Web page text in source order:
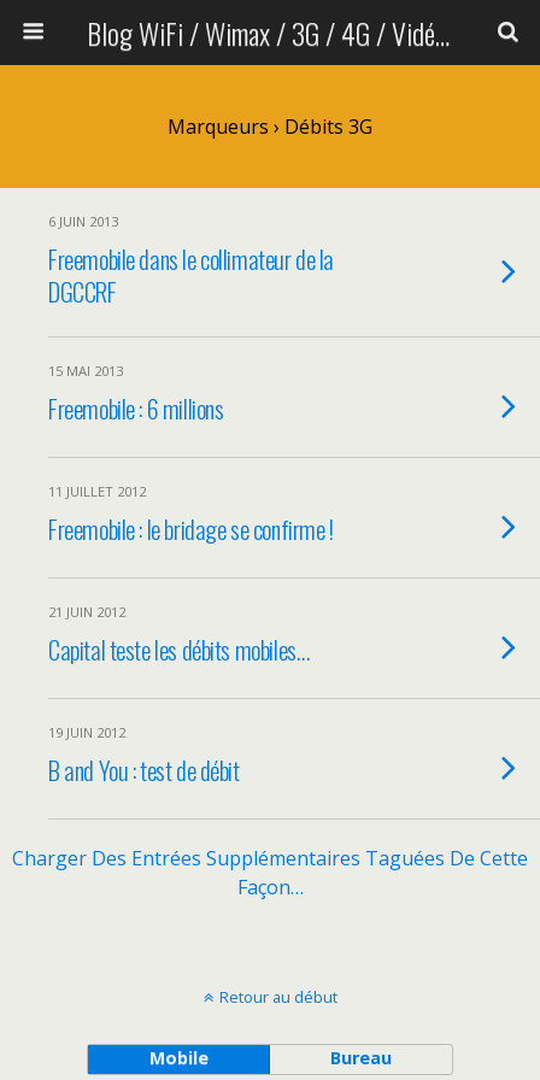
Blog WiFi / Wimax / 3G / 4G / Vidéo sans fil
Marqueurs › Débits 3G
6 JUIN 2013
Freemobile dans le collimateur de la
DGCCRF
15 MAI 2013
Freemobile : 6 millions
11 JUILLET 2012
Freemobile : le bridage se confirme !
21 JUIN 2012
Capital teste les débits mobiles…
19 JUIN 2012
B and You : test de débit
Charger Des Entrées Supplémentaires Taguées De Cette
Façon…
Retour au début
Mobile Bureau